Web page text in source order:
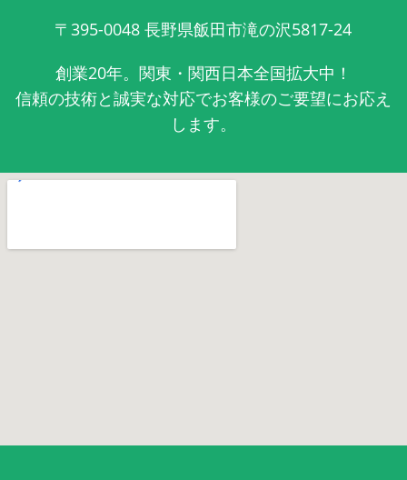
〒395-0048 長野県飯田市滝の沢5817-24
創業20年。関東・関西日本全国拡大中！
信頼の技術と誠実な対応でお客様のご要望にお応え
します。